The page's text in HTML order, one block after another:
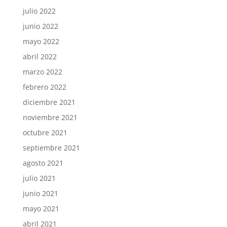
julio 2022
junio 2022
mayo 2022
abril 2022
marzo 2022
febrero 2022
diciembre 2021
noviembre 2021
octubre 2021
septiembre 2021
agosto 2021
julio 2021
junio 2021
mayo 2021
abril 2021